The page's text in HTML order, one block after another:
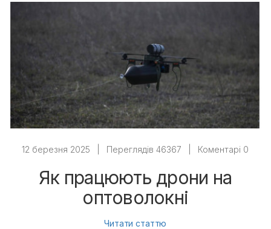
12 березня 2025 Переглядів 46367 Коментарі 0
Як працюють дрони на
оптоволокні
Читати статтю